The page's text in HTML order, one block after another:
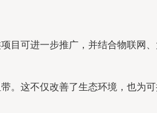
目可进一步推广，并结合物联网
这不仅改善了生态环境，也为可